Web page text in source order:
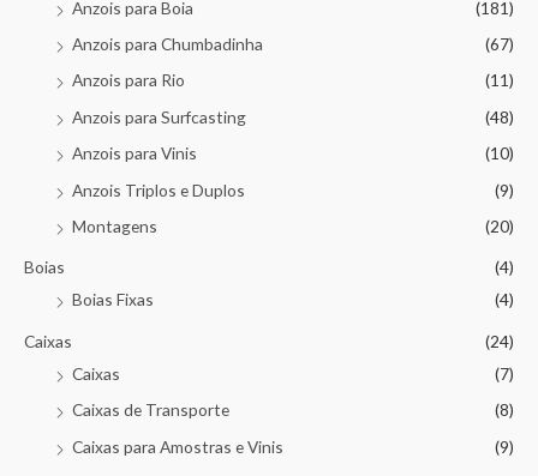
Anzois para Boia
(181)
Anzois para Chumbadinha
(67)
Anzois para Rio
(11)
Anzois para Surfcasting
(48)
Anzois para Vinis
(10)
Anzois Triplos e Duplos
(9)
Montagens
(20)
Boias
(4)
Boias Fixas
(4)
Caixas
(24)
Caixas
(7)
Caixas de Transporte
(8)
Caixas para Amostras e Vinis
(9)